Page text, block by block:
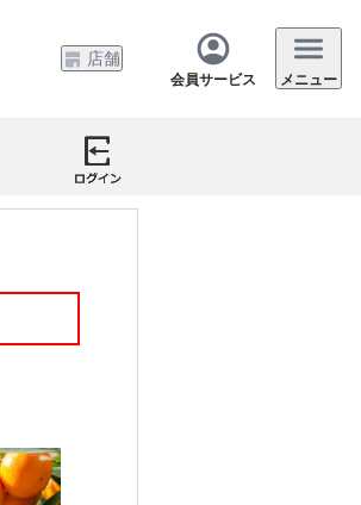
店舗
会員サービス メニュー